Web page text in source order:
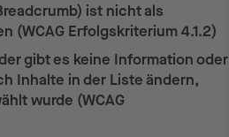
ist nicht als
(WCAG Erfolgskriterium 4.1.2)
gibt es keine Information oder
Inhalte in der Liste ändern,
wurde (WCAG